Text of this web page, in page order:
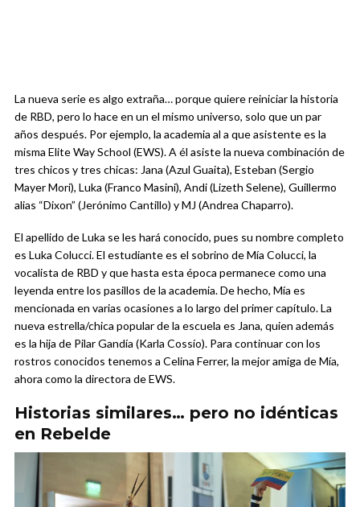
La nueva serie es algo extraña… porque quiere reiniciar la historia
de RBD, pero lo hace en un el mismo universo, solo que un par
años después. Por ejemplo, la academia al a que asistente es la
misma Elite Way School (EWS). A él asiste la nueva combinación de
tres chicos y tres chicas: Jana (Azul Guaita), Esteban (Sergio
Mayer Mori), Luka (Franco Masini), Andi (Lizeth Selene), Guillermo
alias “Dixon” (Jerónimo Cantillo) y MJ (Andrea Chaparro).
El apellido de Luka se les hará conocido, pues su nombre completo
es Luka Colucci. El estudiante es el sobrino de Mía Colucci, la
vocalista de RBD y que hasta esta época permanece como una
leyenda entre los pasillos de la academia. De hecho, Mía es
mencionada en varias ocasiones a lo largo del primer capítulo. La
nueva estrella/chica popular de la escuela es Jana, quien además
es la hija de Pilar Gandía (Karla Cossío). Para continuar con los
rostros conocidos tenemos a Celina Ferrer, la mejor amiga de Mía,
ahora como la directora de EWS.
Historias similares… pero no idénticas
en Rebelde